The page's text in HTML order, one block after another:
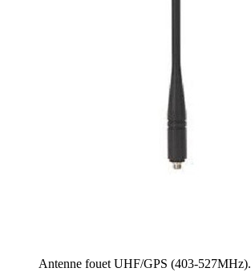
Antenne fouet UHF/GPS (403-527MHz).